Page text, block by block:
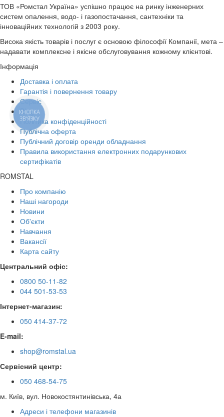
ТОВ «Ромстал Україна» успішно працює на ринку інженерних
систем опалення, водо- і газопостачання, сантехніки та
інноваційних технологій з 2003 року.
Висока якість товарів і послуг є основою філософії Компанії, мета –
надавати комплексне і якісне обслуговування кожному клієнтові.
Інформація
Доставка і оплата
Гарантія і повернення товару
Сервіс
Blog
Політика конфіденційності
Публічна оферта
Публічний договір оренди обладнання
Правила використання електронних подарункових
сертифікатів
ROMSTAL
Про компанію
Наші нагороди
Новини
Об'єкти
Навчання
Вакансії
Карта сайту
Центральний офіс:
0800 50-11-82
044 501-53-53
Інтернет-магазин:
050 414-37-72
E-mail:
shop@romstal.ua
Сервісний центр:
050 468-54-75
м. Київ, вул. Новокостянтинівська, 4а
Адреси і телефони магазинів
КНОПКА
ЗВ'ЯЗКУ